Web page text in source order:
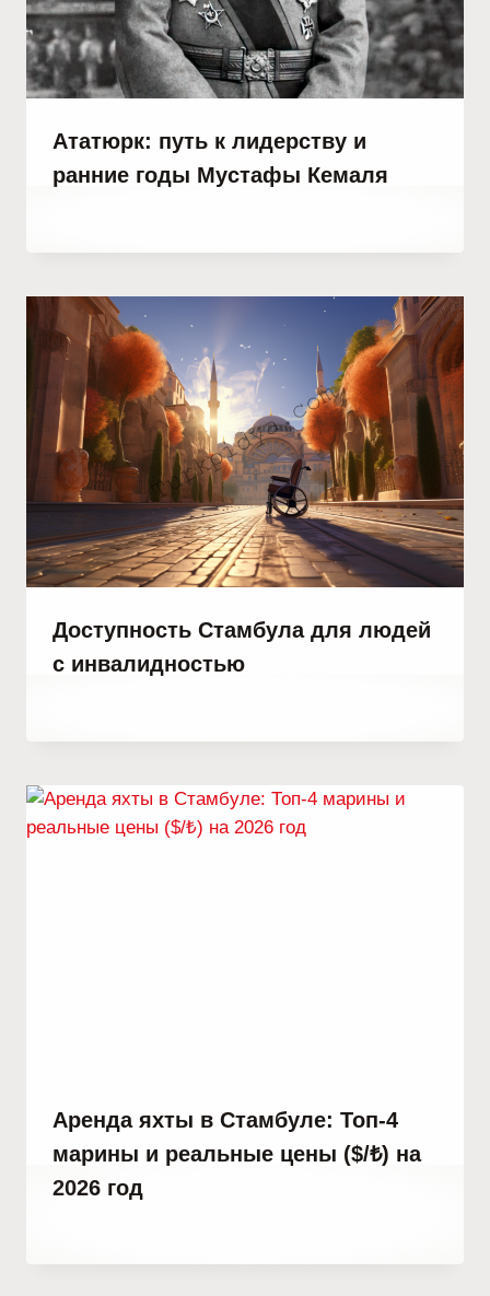
Ататюрк: путь к лидерству и
ранние годы Мустафы Кемаля
Доступность Стамбула для людей
с инвалидностью
Аренда яхты в Стамбуле: Топ-4
марины и реальные цены ($/₺) на
2026 год